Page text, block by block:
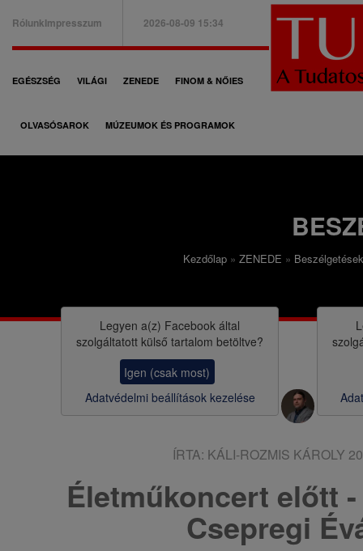
B
a
e
n
RólunkImpresszum 2026-08-09 15:34
F
ő
i
EGÉSZSÉG VILÁGI ZENEDE FINOM & NŐIES
OLVASÓSAROK MÚZEUMOK ÉS PROGRAMOK
o
Kezdőlap ZENEDE Beszélgetések
Legyen a(z) Facebook által
szolgáltatott külső tartalom betöltve?
Igen (csak most)
Adatvédelmi beállítások kezelése
ÍRTA: KÁLI-ROZMIS KÁROLY
Életműkoncert előtt
Csepregi